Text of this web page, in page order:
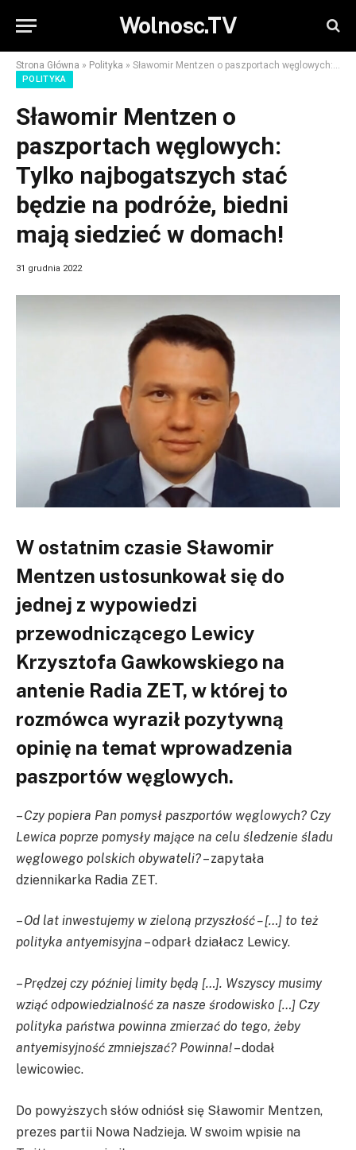
Wolnosc.TV
Strona Główna » Polityka » Sławomir Mentzen o paszportach węglowych: Tylko najbogatszych stać będzie na podróże, biedni mają siedzieć w domach!
POLITYKA
Sławomir Mentzen o
paszportach węglowych:
Tylko najbogatszych stać
będzie na podróże, biedni
mają siedzieć w domach!
31 grudnia 2022
W ostatnim czasie Sławomir
Mentzen ustosunkował się do
jednej z wypowiedzi
przewodniczącego Lewicy
Krzysztofa Gawkowskiego na
antenie Radia ZET, w której to
rozmówca wyraził pozytywną
opinię na temat wprowadzenia
paszportów węglowych.
–Czy popiera Pan pomysł paszportów węglowych? Czy
Lewica poprze pomysły mające na celu śledzenie śladu
węglowego polskich obywateli?– zapytała
dziennikarka Radia ZET.
–Od lat inwestujemy w zieloną przyszłość – […] to też
polityka antyemisyjna – odparł działacz Lewicy.
–Prędzej czy później limity będą […]. Wszyscy musimy
wziąć odpowiedzialność za nasze środowisko […] Czy
polityka państwa powinna zmierzać do tego, żeby
antyemisyjność zmniejszać? Powinna!– dodał
lewicowiec.
Do powyższych słów odniósł się Sławomir Mentzen,
prezes partii Nowa Nadzieja. W swoim wpisie na